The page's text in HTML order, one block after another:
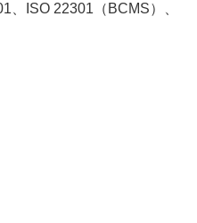
、ISO 22301（BCMS）、